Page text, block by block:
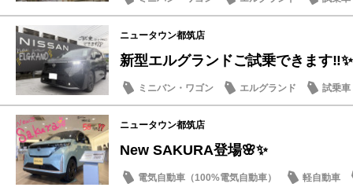
豆知識
ニュータウン都筑店
新型エルグランドご試乗できます‼️✨
ミニバン・ワゴン エルグランド
試乗車
話題の情報
ニュータウン都筑店
New SAKURA登場🌸✨
電気自動車（100%電気自動車）
軽自動車